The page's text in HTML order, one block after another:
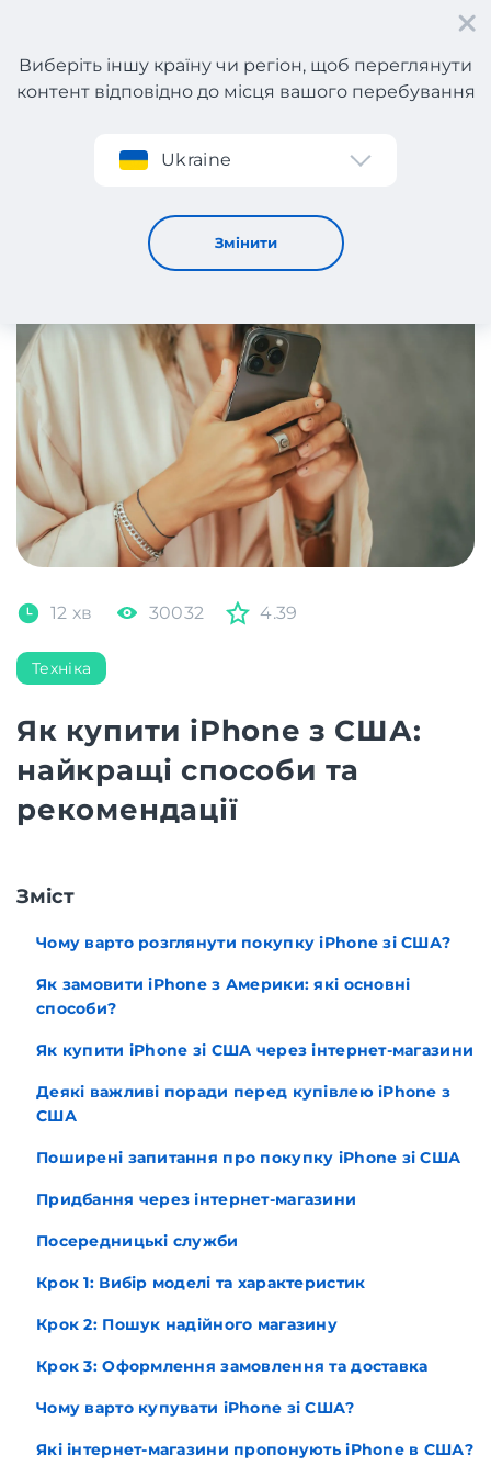
Реєстрація
Виберіть іншу країну чи регіон, щоб переглянути
контент відповідно до місця вашого перебування
Ukraine
Змінити
Як купити iPhone з США: найкращі способи та
рекомендації
12 хв 30032 4.39
Техніка
Як купити iPhone з США:
найкращі способи та
рекомендації
Зміст
Чому варто розглянути покупку iPhone зі США?
Як замовити iPhone з Америки: які основні
способи?
Як купити iPhone зі США через інтернет-магазини
Деякі важливі поради перед купівлею iPhone з
США
Поширені запитання про покупку iPhone зі США
Придбання через інтернет-магазини
Посередницькі служби
Крок 1: Вибір моделі та характеристик
Крок 2: Пошук надійного магазину
Крок 3: Оформлення замовлення та доставка
Чому варто купувати iPhone зі США?
Які інтернет-магазини пропонують iPhone в США?